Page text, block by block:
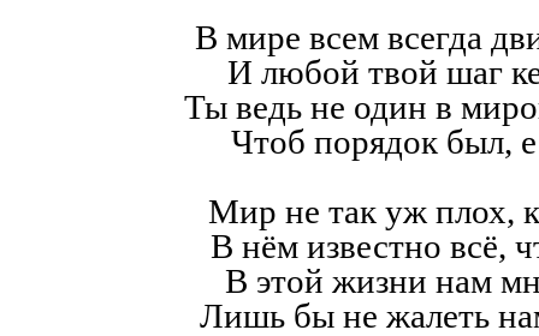
В мире всем всегда
И любой твой шаг
Ты ведь не один в
Чтоб порядок был,
Мир не так уж плох,
В нём известно всё,
В этой жизни нам
Лишь бы не жалеть